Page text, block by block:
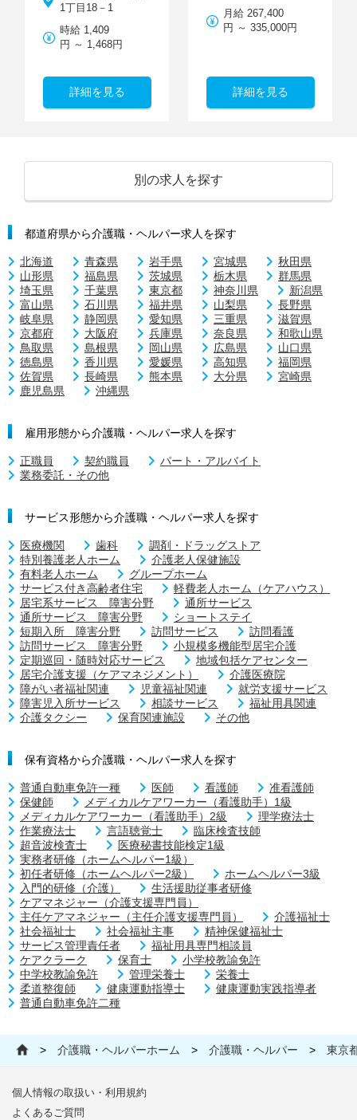
1丁目18－1
時給 1,409
円 ～ 1,468円
詳細を見る
月給 267,400
円 ～ 335,000円
詳細を見る
別の求人を探す
都道府県から介護職・ヘルパー求人を探す
北海道 青森県 岩手県 宮城県
秋田県
山形県
福島県 茨城県 栃木県
群馬県
埼玉県
千葉県 東京都 神奈川県
新潟県
富山県
石川県 福井県 山梨県
長野県
岐阜県
静岡県 愛知県 三重県
滋賀県
京都府
大阪府 兵庫県 奈良県
和歌山県
鳥取県
島根県 岡山県 広島県
山口県
徳島県
香川県 愛媛県 高知県
福岡県
佐賀県
長崎県 熊本県 大分県
宮崎県
鹿児島県
沖縄県
雇用形態から介護職・ヘルパー求人を探す
正職員 契約職員
パート・アルバイト
業務委託・その他
サービス形態から介護職・ヘルパー求人を探す
医療機関 歯科
調剤・ドラッグストア
特別養護老人ホーム
介護老人保健施設
有料老人ホーム
グループホーム
サービス付き高齢者住宅
軽費老人ホーム（ケアハウス）
居宅系サービス 障害分野
通所サービス
通所サービス 障害分野
ショートステイ
短期入所 障害分野
訪問サービス
訪問看護
訪問サービス 障害分野
小規模多機能型居宅介護
定期巡回・随時対応サービス
地域包括ケアセンター
居宅介護支援（ケアマネジメント）
介護医療院
障がい者福祉関連
児童福祉関連
就労支援サービス
障害児入所サービス
相談サービス
福祉用具関連
介護タクシー
保育関連施設 その他
保有資格から介護職・ヘルパー求人を探す
普通自動車免許一種 医師 看護師
准看護師
保健師
メディカルケアワーカー（看護助手）1級
メディカルケアワーカー（看護助手）2級
理学療法士
作業療法士
言語聴覚士
臨床検査技師
超音波検査士
医療秘書技能検定1級
実務者研修（ホームヘルパー1級）
初任者研修（ホームヘルパー2級）
ホームヘルパー3級
入門的研修（介護）
生活援助従事者研修
ケアマネジャー（介護支援専門員）
主任ケアマネジャー（主任介護支援専門員）
介護福祉士
社会福祉士
社会福祉主事
精神保健福祉士
サービス管理責任者
福祉用具専門相談員
ケアクラーク
保育士
小学校教諭免許
中学校教諭免許
管理栄養士
栄養士
柔道整復師
健康運動指導士
健康運動実践指導者
普通自動車免許二種
> 介護職・ヘルパーホーム > 介護職・ヘルパー > 東京
個人情報の取扱い・利用規約
よくあるご質問